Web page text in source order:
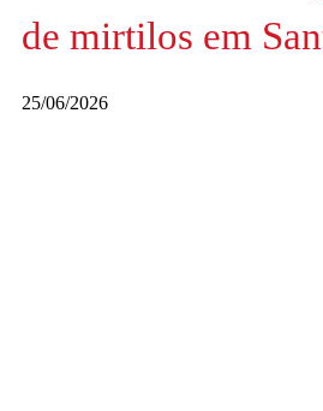
de mirtilos em
25/06/2026